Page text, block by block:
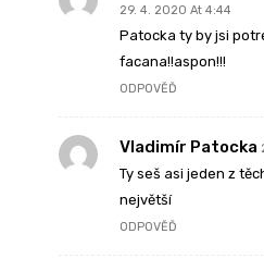
29. 4. 2020 At 4:44
Patocka ty by jsi
facana!!aspon!!!
ODPOVĚĎ
Vladimír Patocka
Ty seš asi jeden z
největší
ODPOVĚĎ